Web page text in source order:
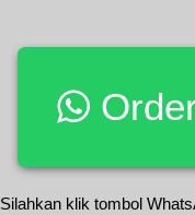
Silahkan klik tombol